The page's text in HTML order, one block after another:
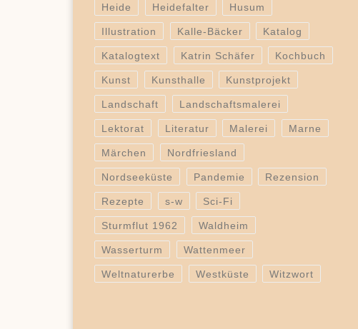
Heide Heidefalter Husum
Illustration Kalle-Bäcker Katalog
Katalogtext Katrin Schäfer Kochbuch
Kunst Kunsthalle Kunstprojekt
Landschaft Landschaftsmalerei
Lektorat Literatur Malerei Marne
Märchen Nordfriesland
Nordseeküste Pandemie Rezension
Rezepte s-w Sci-Fi
Sturmflut 1962 Waldheim
Wasserturm Wattenmeer
Weltnaturerbe Westküste Witzwort